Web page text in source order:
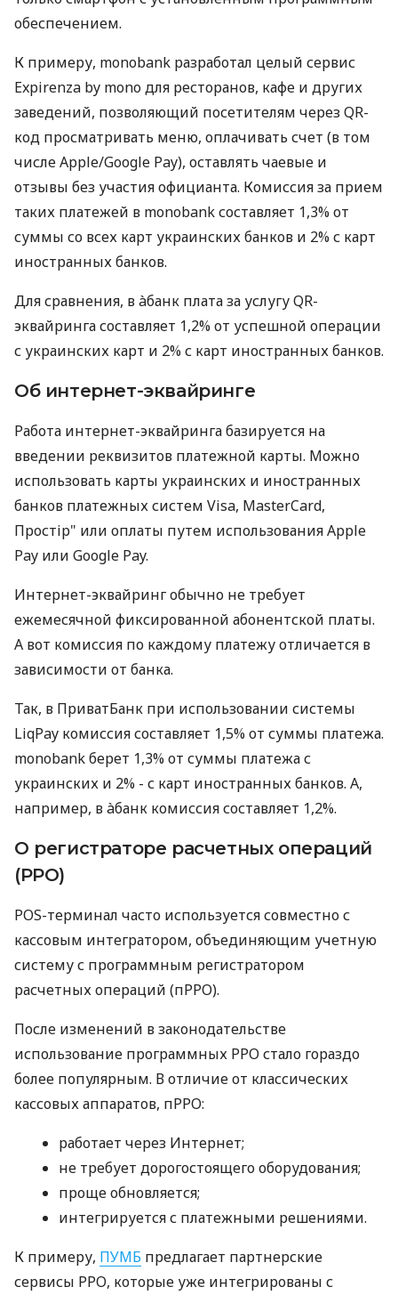
обеспечением.
К примеру, monobank разработал целый сервис
Expirenza by mono для ресторанов, кафе и других
заведений, позволяющий посетителям через QR-
код просматривать меню, оплачивать счет (в том
числе Apple/Google Pay), оставлять чаевые и
отзывы без участия официанта. Комиссия за прием
таких платежей в monobank составляет 1,3% от
суммы со всех карт украинских банков и 2% с карт
иностранных банков.
Для сравнения, в àбанк плата за услугу QR-
эквайринга составляет 1,2% от успешной операции
с украинских карт и 2% с карт иностранных банков.
Об интернет-эквайринге
Работа интернет-эквайринга базируется на
введении реквизитов платежной карты. Можно
использовать карты украинских и иностранных
банков платежных систем Visa, MasterCard,
Простір" или оплаты путем использования Apple
Pay или Google Pay.
Интернет-эквайринг обычно не требует
ежемесячной фиксированной абонентской платы.
А вот комиссия по каждому платежу отличается в
зависимости от банка.
Так, в ПриватБанк при использовании системы
LiqPay комиссия составляет 1,5% от суммы платежа.
monobank берет 1,3% от суммы платежа с
украинских и 2% - с карт иностранных банков. А,
например, в àбанк комиссия составляет 1,2%.
О регистраторе расчетных операций
(РРО)
POS-терминал часто используется совместно с
кассовым интегратором, объединяющим учетную
систему с программным регистратором
расчетных операций (пРРО).
После изменений в законодательстве
использование программных РРО стало гораздо
более популярным. В отличие от классических
кассовых аппаратов, пРРО:
работает через Интернет;
не требует дорогостоящего оборудования;
проще обновляется;
интегрируется с платежными решениями.
К примеру, ПУМБ предлагает партнерские
сервисы РРО, которые уже интегрированы с